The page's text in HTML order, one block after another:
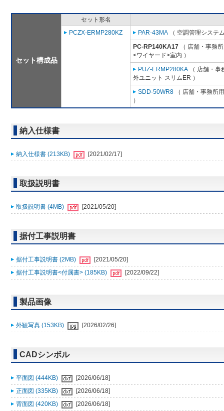
セット構成品
セット形名
PCZX-ERMP280KZ
PAR-43MA （ 空調管理システ
PC-RP140KA17 （ 店舗・事務
<ワイヤード>室内 ）
PUZ-ERMP280KA （ 店舗・
外ユニット スリムER ）
SDD-50WR8 （ 店舗・事務所
）
納入仕様書
納入仕様書 (213KB) [2021/02/17]
取扱説明書
取扱説明書 (4MB) [2021/05/20]
据付工事説明書
据付工事説明書 (2MB)
[2021/05/20]
据付工事説明書<付属書> (185KB)
[2022/09/22]
製品画像
外観写真 (153KB) [2026/02/26]
CADシンボル
平面図 (444KB)
[2026/06/18]
正面図 (335KB)
[2026/06/18]
背面図 (420KB)
[2026/06/18]